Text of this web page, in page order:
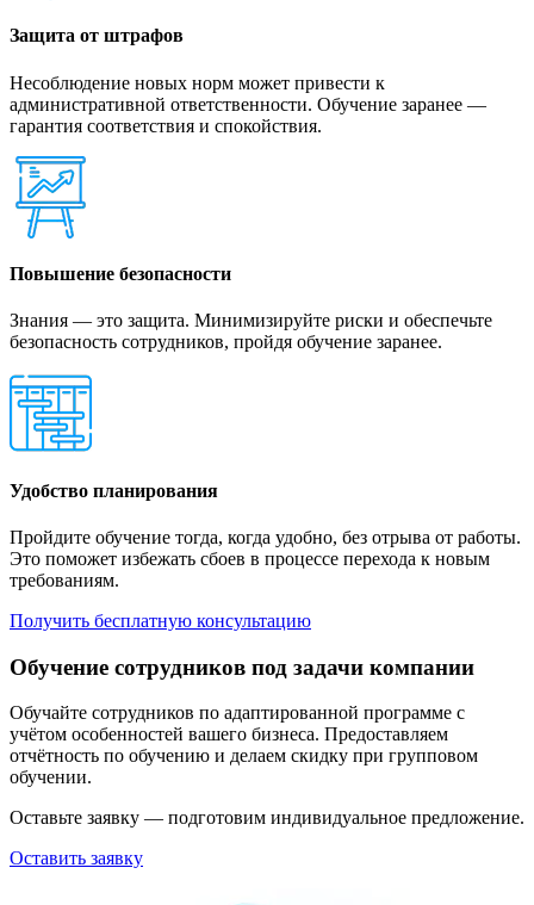
Защита от штрафов
Несоблюдение новых норм может привести к
административной ответственности. Обучение заранее —
гарантия соответствия и спокойствия.
Повышение безопасности
Знания — это защита. Минимизируйте риски и обеспечьте
безопасность сотрудников, пройдя обучение заранее.
Удобство планирования
Пройдите обучение тогда, когда удобно, без отрыва от работы.
Это поможет избежать сбоев в процессе перехода к новым
требованиям.
Получить бесплатную консультацию
Обучение сотрудников под задачи компании
Обучайте сотрудников по адаптированной программе с
учётом особенностей вашего бизнеса. Предоставляем
отчётность по обучению и делаем скидку при групповом
обучении.
Оставьте заявку — подготовим индивидуальное предложение.
Оставить заявку